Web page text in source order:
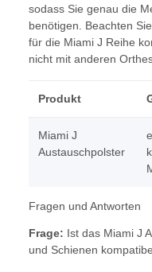
sodass Sie genau die
benötigen. Beachten
für die Miami J Reihe
nicht mit anderen
Produkt
Miami J
Austauschpolster
Fragen und Antworten
Frage: Ist das Miami J
und Schienen